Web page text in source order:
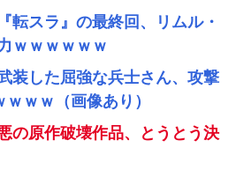
転スラ』の最終回、リムル・
ｗｗｗｗｗｗ
装した屈強な兵士さん、攻撃
ｗｗ（画像あり）
の原作破壊作品、とうとう決